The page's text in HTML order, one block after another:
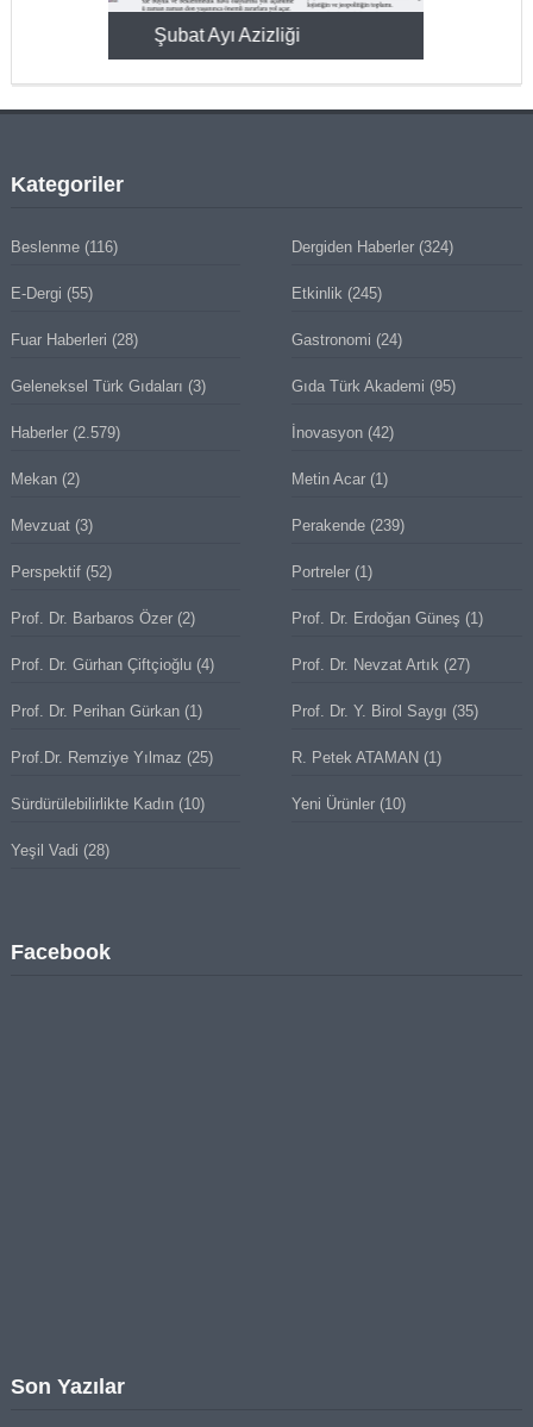
Şubat Ayı Azizliği
Kategoriler
Beslenme(116) Dergiden Haberler (324)
E-Dergi (55) Etkinlik (245)
Fuar Haberleri (28) Gastronomi (24)
Geleneksel Türk Gıdaları (3) Gıda Türk Akademi (95)
Haberler(2.579) İnovasyon (42)
Mekan(2) Metin Acar (1)
Mevzuat(3) Perakende (239)
Perspektif(52) Portreler (1)
Prof. Dr. Barbaros Özer(2) Prof. Dr. Erdoğan Güneş (1)
Prof. Dr. Gürhan Çiftçioğlu(4) Prof. Dr. Nevzat Artık (27)
Prof. Dr. Perihan Gürkan(1) Prof. Dr. Y. Birol Saygı (35)
Prof.Dr. Remziye Yılmaz (25) R. Petek ATAMAN (1)
Sürdürülebilirlikte Kadın(10) Yeni Ürünler (10)
Yeşil Vadi (28)
Facebook
Son Yazılar